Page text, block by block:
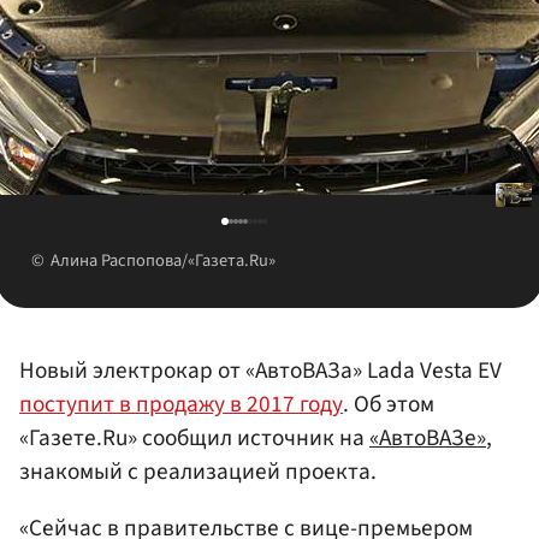
Алина Распопова/«Газета.Ru»
Новый электрокар от «АвтоВАЗа» Lada Vesta EV
поступит в продажу в 2017 году. Об этом
«Газете.Ru» сообщил источник на«АвтоВАЗе»,
знакомый с реализацией проекта.
«Сейчас в правительстве с вице-премьером